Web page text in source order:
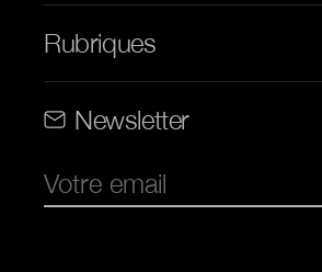
Rubriques
Newsletter